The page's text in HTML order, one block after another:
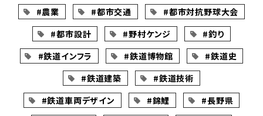
#農業
#都市交通
#都市対抗野球大会
#都市設計
#野村ケンジ
#釣り
#鉄道インフラ
#鉄道博物館
#鉄道史
#鉄道建築
#鉄道技術
#鉄道車両デザイン
#錦鯉
#長野県